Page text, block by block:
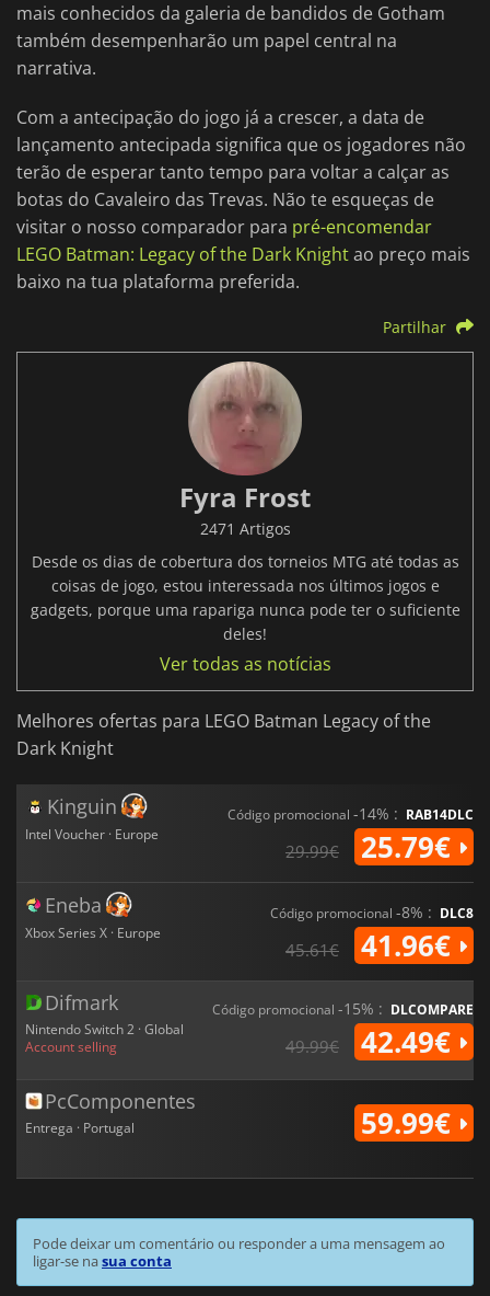
mais conhecidos da galeria de bandidos de Gotham
também desempenharão um papel central na
narrativa.
Com a antecipação do jogo já a crescer, a data de
lançamento antecipada significa que os jogadores não
terão de esperar tanto tempo para voltar a calçar as
botas do Cavaleiro das Trevas. Não te esqueças de
visitar o nosso comparador para pré-encomendar
LEGO Batman: Legacy of the Dark Knightao preço mais
baixo na tua plataforma preferida.
Partilhar
Fyra Frost
2471 Artigos
Desde os dias de cobertura dos torneios MTG até todas as
coisas de jogo, estou interessada nos últimos jogos e
gadgets, porque uma rapariga nunca pode ter o suficiente
deles!
Ver todas as notícias
Melhores ofertas para LEGO Batman Legacy of the
Dark Knight
Kinguin
Intel Voucher · Europe
Código promocional -14% : RAB14DLC
29.99€ 25.79€
Eneba
Xbox Series X · Europe
Código promocional -8% : DLC8
45.61€ 41.96€
Difmark
Nintendo Switch 2 · Global
Account selling
Código promocional -15% : DLCOMPARE
49.99€ 42.49€
PcComponentes
Entrega · Portugal 59.99€
Pode deixar um comentário ou responder a uma mensagem ao
ligar-se nasua conta